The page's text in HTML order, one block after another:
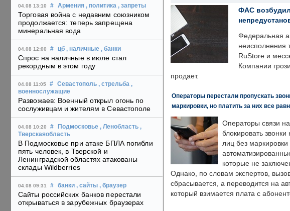
04.08 13:10 # Армения , политика , запреты
Торговая война с недавним союзником
продолжается: теперь запрещена
минеральная вода
04.08 12:00 # цб , наличные , банки
Спрос на наличные в июле стал
рекордным в этом году
04.08 11:05 # Севастополь , стрельба ,
военнослужащие
Развожаев: Военный открыл огонь по
сослуживцам и жителям в Севастополе
04.08 10:20 # Подмосковье , Ленобласть ,
Тверскаяобласть
В Подмосковье при атаке БПЛА погибли
пять человек, в Тверской и
Ленинградской областях атакованы
склады Wildberries
04.08 09:31 # банки , сайты , браузер
Сайты российских банков перестали
открываться в зарубежных браузерах
ФАС
Федеральная
неисполнения
RuStore и
Компании
продает.
Операторы перестали пропускать
маркировки, но платить за них все
Операторы связи
блокировать
лиц без
которые не
Однако, по словам экспертов,
сбрасывается, а переводится на
который взимается плата с